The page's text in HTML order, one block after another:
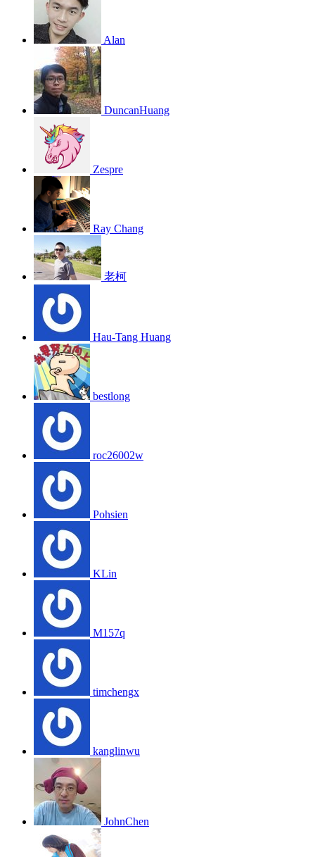
Alan
DuncanHuang
Zespre
Ray Chang
老柯
Hau-Tang Huang
bestlong
roc26002w
Pohsien
KLin
M157q
timchengx
kanglinwu
JohnChen